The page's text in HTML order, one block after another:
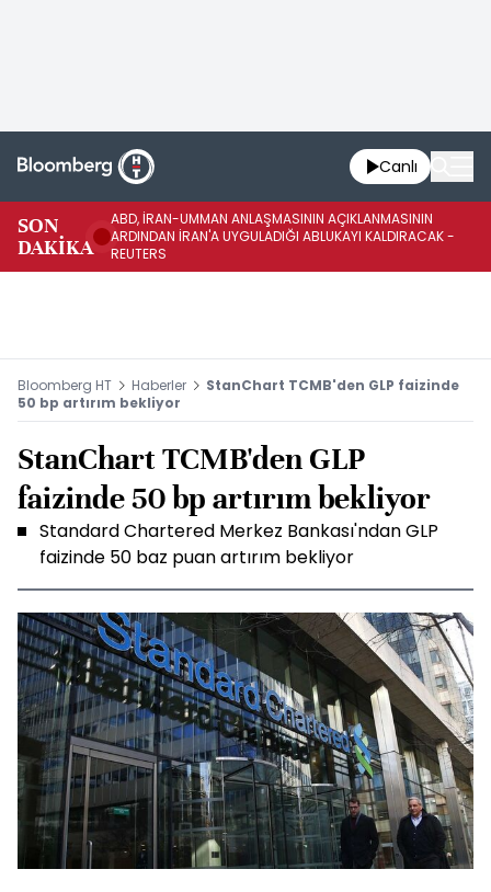
Canlı
SON
DAKİKA
ABD, İRAN-UMMAN ANLAŞMASININ AÇIKLANMASININ
ARDINDAN İRAN'A UYGULADIĞI ABLUKAYI KALDIRACAK -
REUTERS
Bloomberg HT Haberler
StanChart TCMB'den GLP faizinde
50 bp artırım bekliyor
StanChart TCMB'den GLP
faizinde 50 bp artırım bekliyor
Standard Chartered Merkez Bankası'ndan GLP
faizinde 50 baz puan artırım bekliyor